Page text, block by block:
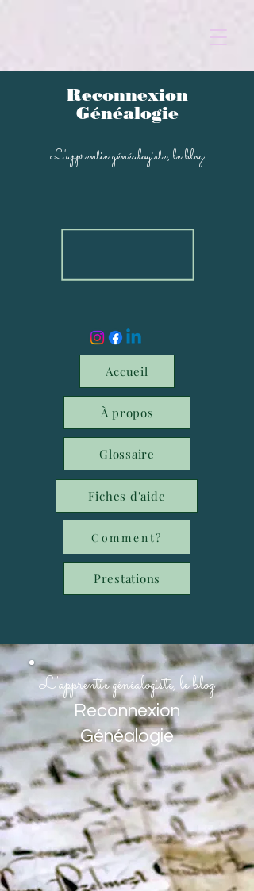
Reconnexion
Généalogie
L'apprentie généalogiste, le blog
Accueil
À propos
Glossaire
Fiches d'aide
Comment?
Prestations
L'apprentie généalogiste, le blog
Reconnexion
Généalogie